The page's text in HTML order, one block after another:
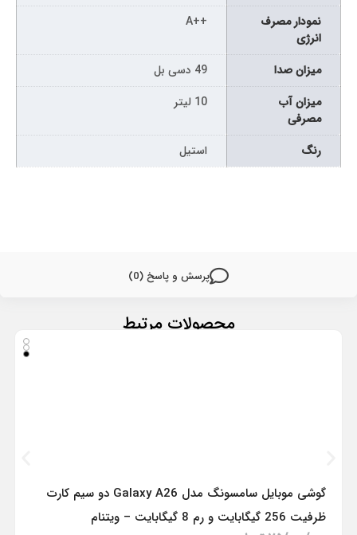
پرسش و پاسخ (0)
نمودار مصرف
انرژی
++A
میزان صدا
49 دسی بل
میزان آب
مصرفی
10 لیتر
رنگ استیل
محصولات مرتبط
گوشی موبایل سامسونگ مدل Galaxy A26 دو سیم کارت
ظرفیت 256 گیگابایت و رم 8 گیگابایت – ویتنام